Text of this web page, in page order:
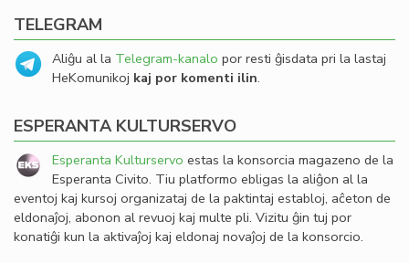
TELEGRAM
Aliĝu al la Telegram-kanalo por resti ĝisdata pri la lastaj
HeKomunikoj kaj por komenti ilin.
ESPERANTA KULTURSERVO
Esperanta Kulturservo estas la konsorcia magazeno de la
Esperanta Civito. Tiu platformo ebligas la aliĝon al la
eventoj kaj kursoj organizataj de la paktintaj establoj, aĉeton de
eldonaĵoj, abonon al revuoj kaj multe pli. Vizitu ĝin tuj por
konatiĝi kun la aktivaĵoj kaj eldonaj novaĵoj de la konsorcio.